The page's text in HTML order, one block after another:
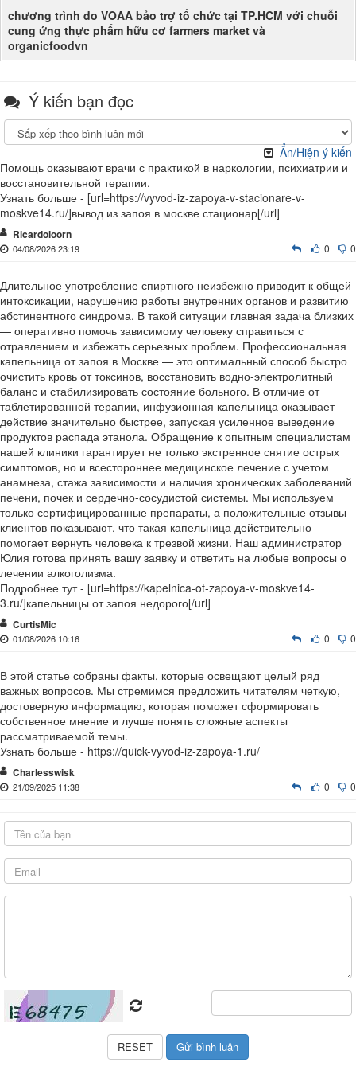
chương trình do VOAA bảo trợ tổ chức tại TP.HCM với chuỗi
cung ứng thực phẩm hữu cơ farmers market và
organicfoodvn
Ý kiến bạn đọc
Ẩn/Hiện ý kiến
Помощь оказывают врачи с практикой в наркологии, психиатрии и
восстановительной терапии.
Узнать больше - [url=https://vyvod-iz-zapoya-v-stacionare-v-
moskve14.ru/]вывод из запоя в москве стационар[/url]
Ricardoloorn
0 0
04/08/2026 23:19
Длительное употребление спиртного неизбежно приводит к общей
интоксикации, нарушению работы внутренних органов и развитию
абстинентного синдрома. В такой ситуации главная задача близких
— оперативно помочь зависимому человеку справиться с
отравлением и избежать серьезных проблем. Профессиональная
капельница от запоя в Москве — это оптимальный способ быстро
очистить кровь от токсинов, восстановить водно-электролитный
баланс и стабилизировать состояние больного. В отличие от
таблетированной терапии, инфузионная капельница оказывает
действие значительно быстрее, запуская усиленное выведение
продуктов распада этанола. Обращение к опытным специалистам
нашей клиники гарантирует не только экстренное снятие острых
симптомов, но и всестороннее медицинское лечение с учетом
анамнеза, стажа зависимости и наличия хронических заболеваний
печени, почек и сердечно-сосудистой системы. Мы используем
только сертифицированные препараты, а положительные отзывы
клиентов показывают, что такая капельница действительно
помогает вернуть человека к трезвой жизни. Наш администратор
Юлия готова принять вашу заявку и ответить на любые вопросы о
лечении алкоголизма.
Подробнее тут - [url=https://kapelnica-ot-zapoya-v-moskve14-
3.ru/]капельницы от запоя недорого[/url]
CurtisMic
0 0
01/08/2026 10:16
В этой статье собраны факты, которые освещают целый ряд
важных вопросов. Мы стремимся предложить читателям четкую,
достоверную информацию, которая поможет сформировать
собственное мнение и лучше понять сложные аспекты
рассматриваемой темы.
Узнать больше - https://quick-vyvod-iz-zapoya-1.ru/
Charlesswisk
0 0
21/09/2025 11:38